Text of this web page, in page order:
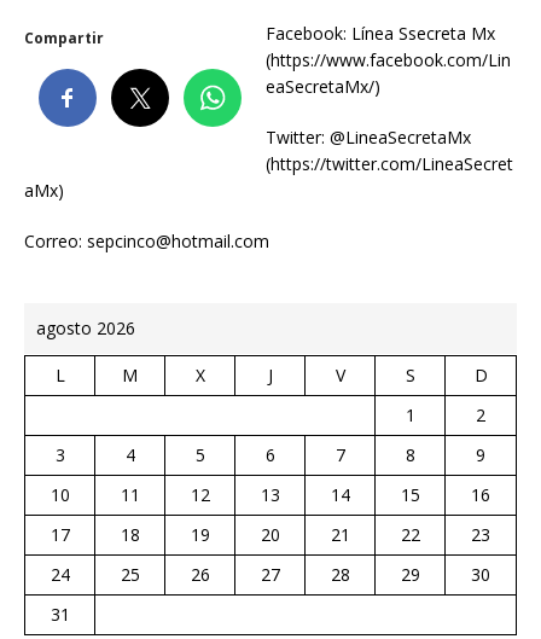
Compartir
Facebook: Línea Ssecreta Mx
(https://www.facebook.com/Lin
eaSecretaMx/)
Twitter: @LineaSecretaMx
(https://twitter.com/LineaSecret
aMx)
Correo: sepcinco@hotmail.com
agosto 2026
L M X J V S
D
1
2
3
4 5 6 7 8
9
10
11 12 13 14 15
16
17
18 19 20 21 22
23
24
25 26 27 28 29
30
31